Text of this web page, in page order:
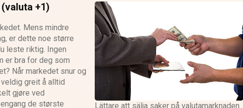
Lättare att sälja saker på valutamarknaden
+1)
Mens mindre
er dette noe større
leste riktig. Ingen
er bra for deg som
Når markedet snur og
greit å alltid
gjøre ved
de største